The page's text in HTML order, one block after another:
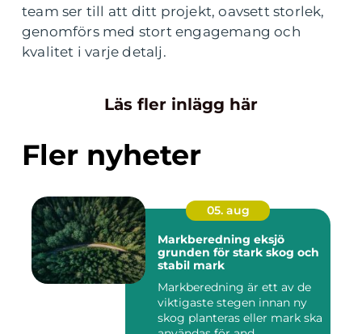
team ser till att ditt projekt, oavsett storlek,
genomförs med stort engagemang och
kvalitet i varje detalj.
Läs fler inlägg här
Fler nyheter
05. aug
Markberedning eksjö
grunden för stark skog och
stabil mark
Markberedning är ett av de
viktigaste stegen innan ny
skog planteras eller mark ska